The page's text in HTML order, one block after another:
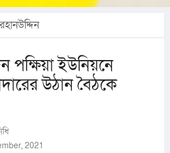
পক্ষিয়া ইউনিয়নে
উঠান বৈঠকে
2021